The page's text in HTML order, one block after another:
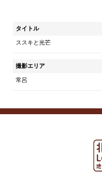
タイトル
ススキと光芒
撮影エリア
常呂